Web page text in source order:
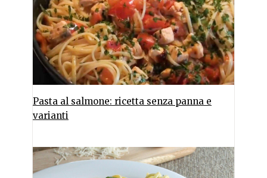
Pasta al salmone: ricetta senza panna e
varianti